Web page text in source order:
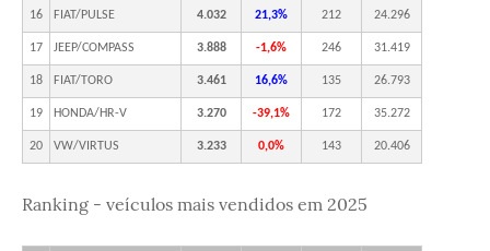
16 FIAT/PULSE 4.032 21,3% 212 24.296
17 JEEP/COMPASS 3.888 -1,6% 246 31.419
18 FIAT/TORO 3.461 16,6% 135 26.793
19 HONDA/HR-V 3.270 -39,1% 172 35.272
20 VW/VIRTUS 3.233 0,0% 143 20.406
Ranking - veículos mais vendidos em 2025